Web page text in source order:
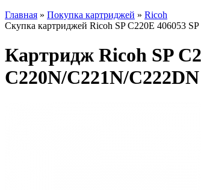
Главная » Покупка картриджей » Ricoh
Скупка картриджей Ricoh SP C220E 406053
Картридж Ricoh SP
C220N/C221N/C222DN